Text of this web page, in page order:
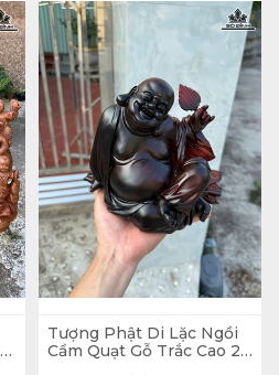
Tượng Phật Di Lặc Ngồi
Cầm Quạt Gỗ Trắc Cao 20